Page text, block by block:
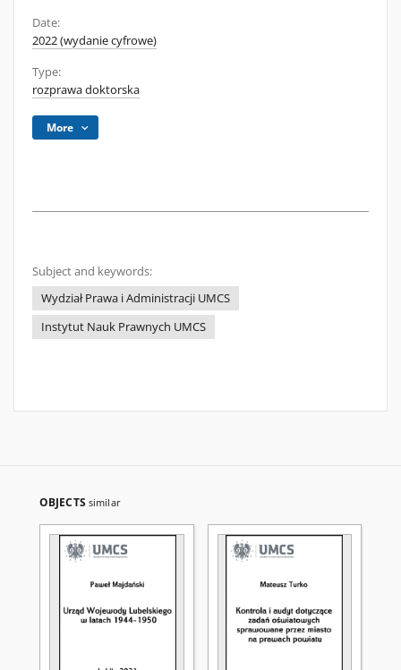
Date:
2022 (wydanie cyfrowe)
Type:
rozprawa doktorska
More
Subject and keywords:
Wydział Prawa i Administracji UMCS
Instytut Nauk Prawnych UMCS
OBJECTS similar